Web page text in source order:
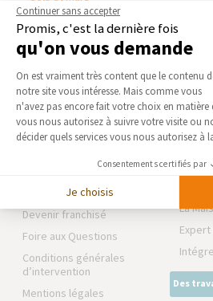
AGENCE DE VALENCE -
ROMANS - NORD DRÔME
Qui sommes-nous
Actualités
Trouver une agence
Devenir franchisé
Foire aux Questions
Conditions générales
d’intervention
Mentions légales
La
Des
Continuer sans accepter
Promis, c'est la dernière fois
qu'on vous demande
Plateforme de Gestion
On est vraiment très content que le contenu
notre site vous intéresse. Mais comme vous
n'avez pas encore fait votre choix en matière
vous nous autorisez à suivre votre visite ou
décider quels services vous nous autorisez à
Consentements certifiés par
Je choisis
Axeptio